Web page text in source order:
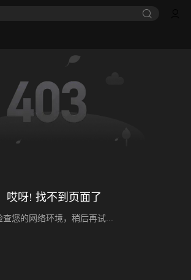
哎呀! 找不到页面了
查您的网络环境，稍后再试...